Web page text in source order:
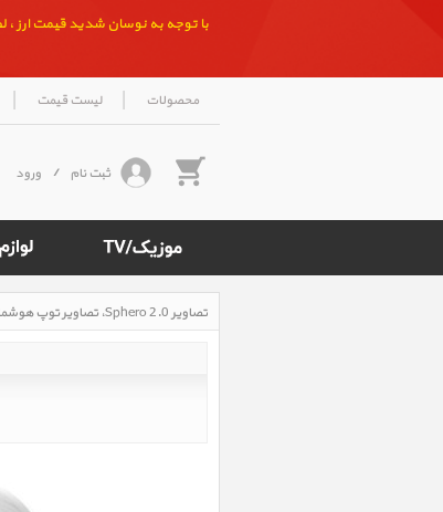
با توجه به نوسان شدید قیمت ارز ،
محصولات | لیست قیمت |
ثبت نام / ورود
تصاویر Sphero 2.0، تصاویر توپ هوشمند اسفیرو
Rated